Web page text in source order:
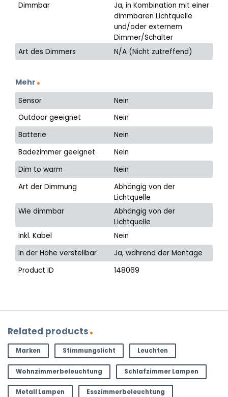
Dimmbar
Ja, in Kombination mit einer
dimmbaren Lichtquelle
und/oder externem
Dimmer/Schalter
Art des Dimmers
N/A (Nicht zutreffend)
Mehr
Sensor
Nein
Outdoor geeignet
Nein
Batterie
Nein
Badezimmer geeignet
Nein
Dim to warm
Nein
Art der Dimmung
Abhängig von der
Lichtquelle
Wie dimmbar
Abhängig von der
Lichtquelle
Inkl. Kabel
Nein
In der Höhe verstellbar
Ja, während der Montage
Product ID
148069
Related products
Marken Stimmungslicht Leuchten
Wohnzimmerbeleuchtung Schlafzimmer Lampen
Metall Lampen Esszimmerbeleuchtung